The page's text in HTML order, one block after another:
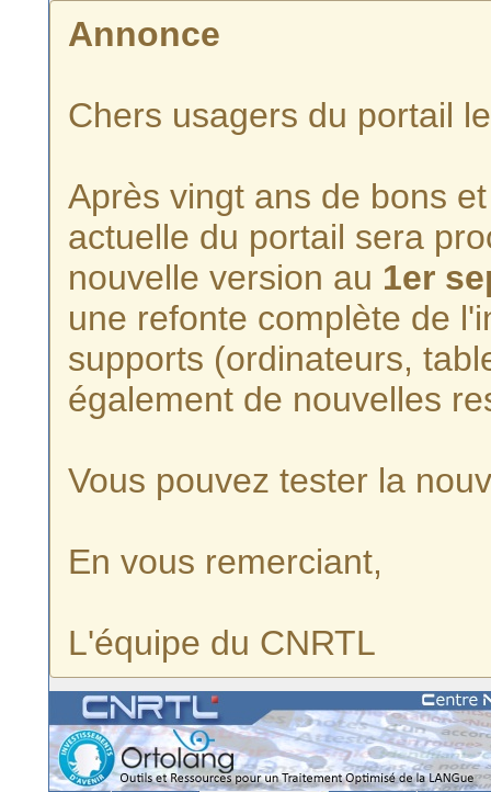
Annonce
Chers usagers du portail
Après vingt ans de bons
actuelle du portail sera
nouvelle version au 1er
une refonte complète de
supports (ordinateurs,
également de nouvelles
Vous pouvez tester la
En vous remerciant,
L'équipe du CNRTL